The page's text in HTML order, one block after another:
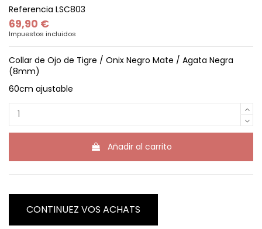
Referencia LSC803
69,90 €
Impuestos incluidos
Collar de Ojo de Tigre / Onix Negro Mate / Agata Negra
(8mm)
60cm ajustable
Añadir al carrito
CONTINUEZ VOS ACHATS